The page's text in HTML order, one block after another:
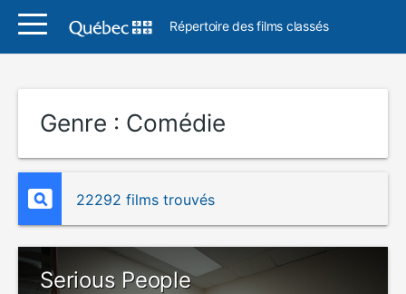
Répertoire des films classés
Genre : Comédie
22292 films trouvés
Serious People